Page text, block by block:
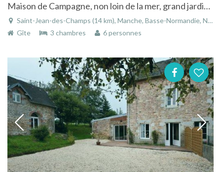
Maison de Campagne, non loin de la mer, grand jardin, enfants, animaux bienvenus
Saint-Jean-des-Champs (14 km), Manche, Basse-Normandie, Normandie, France
Gîte
3 chambres 6 personnes